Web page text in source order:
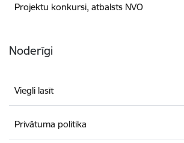
Projektu konkursi, atbalsts NVO
Noderīgi
Viegli lasīt
Privātuma politika